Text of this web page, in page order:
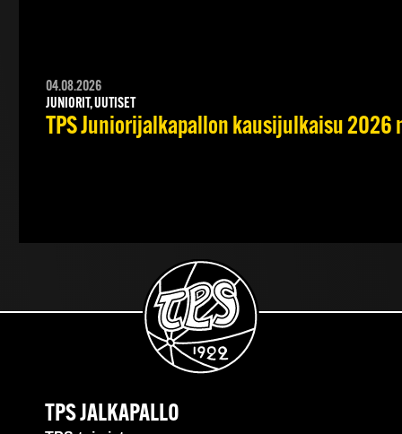
04.08.2026
JUNIORIT, UUTISET
TPS Juniorijalkapallon kausijulkaisu 2026
TPS JALKAPALLO